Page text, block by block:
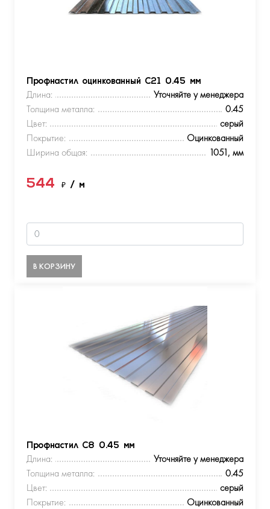
Профнастил оцинкованный С21 0.45 мм
Длина:
Уточняйте у менеджера
Толщина металла:
0.45
Цвет:
серый
Покрытие:
Оцинкованный
Ширина общая:
1051, мм
544 ₽ / м
В КОРЗИНУ
Профнастил С8 0.45 мм
Длина:
Уточняйте у менеджера
Толщина металла:
0.45
Цвет:
серый
Покрытие:
Оцинкованный